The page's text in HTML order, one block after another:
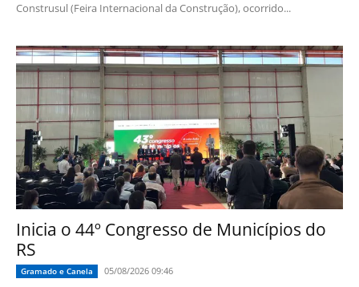
Construsul (Feira Internacional da Construção), ocorrido...
Inicia o 44º Congresso de Municípios do
RS
Gramado e Canela 05/08/2026 09:46